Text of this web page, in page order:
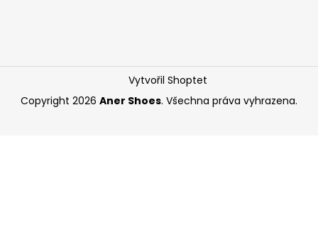
Vytvořil Shoptet
Copyright 2026 Aner Shoes. Všechna práva vyhrazena.